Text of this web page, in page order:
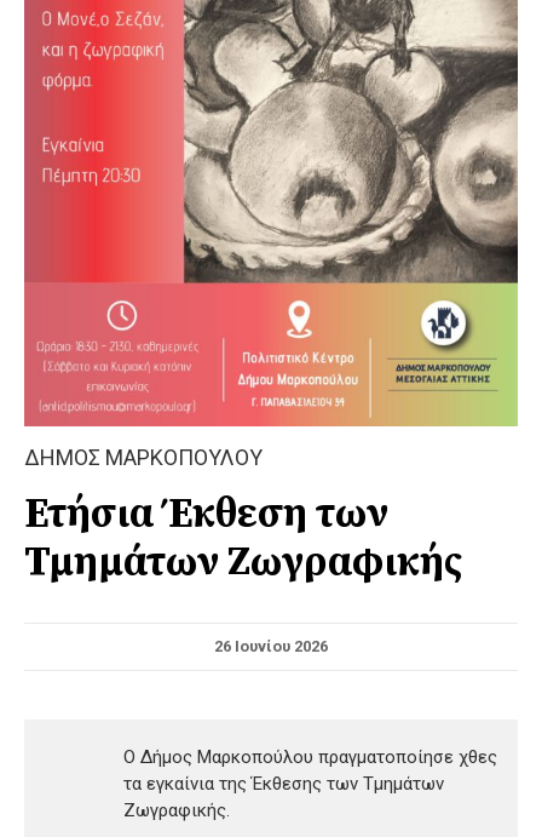
ΔΗΜΟΣ ΜΑΡΚΟΠΟΥΛΟΥ
Ετήσια Έκθεση των
Τμημάτων Ζωγραφικής
26 Ιουνίου 2026
O Δήμος Μαρκοπούλου πραγματοποίησε χθες
τα εγκαίνια της Έκθεσης των Τμημάτων
Ζωγραφικής.